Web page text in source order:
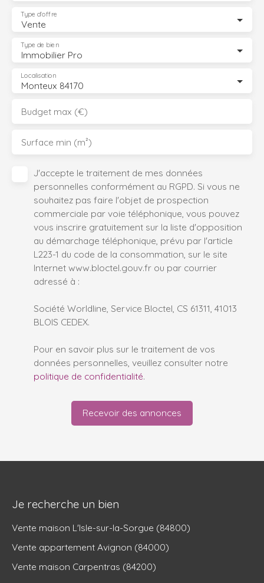
Vente
Type d'offre
Immobilier Pro
Type de bien
Monteux 84170
Localisation
Budget max (€)
Surface min (m²)
J'accepte le traitement de mes données
personnelles conformément au RGPD. Si vous ne
souhaitez pas faire l'objet de prospection
commerciale par voie téléphonique, vous pouvez
vous inscrire gratuitement sur la liste d'opposition
au démarchage téléphonique, prévu par l'article
L223-1 du code de la consommation, sur le site
Internet www.bloctel.gouv.fr ou par courrier
adressé à :
Société Worldline, Service Bloctel, CS 61311, 41013
BLOIS CEDEX.
Pour en savoir plus sur le traitement de vos
données personnelles, veuillez consulter notre
politique de confidentialité.
Recevoir des annonces
Je recherche un bien
Vente maison L'Isle-sur-la-Sorgue (84800)
Vente appartement Avignon (84000)
Vente maison Carpentras (84200)